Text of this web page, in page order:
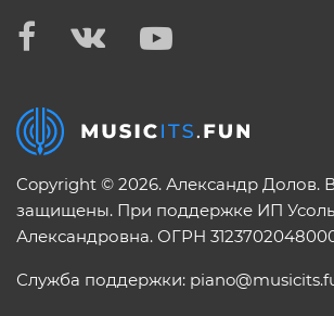
Copyright © 2026. Александр Долов.
защищены. При поддержке ИП
Александровна. ОГРН
Служба поддержки: